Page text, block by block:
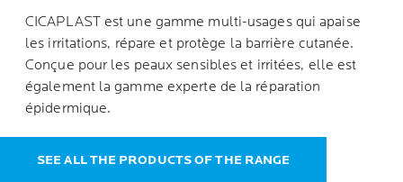
CICAPLAST est une gamme multi-usages qui apaise
les irritations, répare et protège la barrière cutanée.
Conçue pour les peaux sensibles et irritées, elle est
également la gamme experte de la réparation
épidermique.
SEE ALL THE PRODUCTS OF THE RANGE